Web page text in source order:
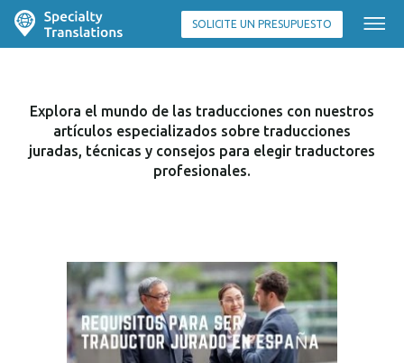
SOLICITE UN PRESUPUESTO
Explora el mundo de las traducciones con nuestros
artículos especializados sobre traducciones
juradas, técnicas y consejos para elegir traductores
profesionales.